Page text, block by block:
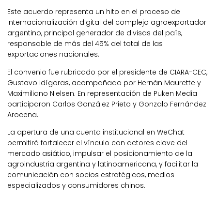
Este acuerdo representa un hito en el proceso de
internacionalización digital del complejo agroexportador
argentino, principal generador de divisas del país,
responsable de más del 45% del total de las
exportaciones nacionales.
El convenio fue rubricado por el presidente de CIARA-CEC,
Gustavo Idígoras, acompañado por Hernán Maurette y
Maximiliano Nielsen. En representación de Puken Media
participaron Carlos González Prieto y Gonzalo Fernández
Arocena.
La apertura de una cuenta institucional en WeChat
permitirá fortalecer el vínculo con actores clave del
mercado asiático, impulsar el posicionamiento de la
agroindustria argentina y latinoamericana, y facilitar la
comunicación con socios estratégicos, medios
especializados y consumidores chinos.